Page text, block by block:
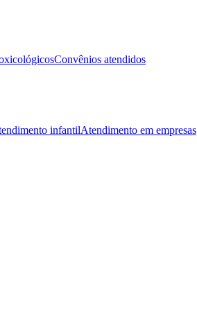
Convênios atendidos
infantilAtendimento em empresas